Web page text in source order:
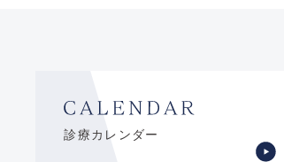
診療カレンダー